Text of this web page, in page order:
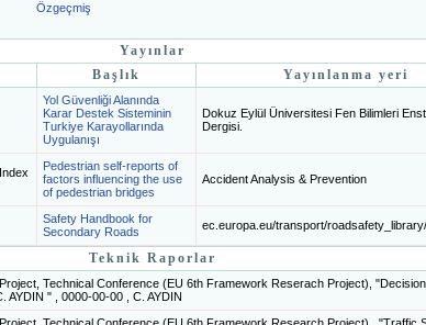
Özgeçmiş
Yayınlar
Başlık Yayınlanma yeri
Yol Güvenliği Alanında
Karar Destek Sisteminin
Turkiye Karayollarında
Uygulanışı
Dokuz Eylül Üniversitesi Fen Bilimleri
Dergisi.
Pedestrian self-reports of
factors influencing the use
of pedestrian bridges
Accident Analysis & Prevention
Safety Handbook for
Secondary Roads
ec.europa.eu/transport/
Teknik Raporlar
Technical Conference (EU 6th Framework Reserach Project),
AYDIN " , 0000-00-00 , C. AYDIN